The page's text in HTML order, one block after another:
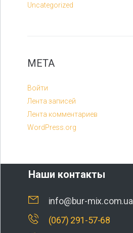
Uncategorized
МЕТА
Войти
Лента записей
Лента комментариев
WordPress.org
Наши контакты
info@bur-mix.com.ua
(067) 291-57-68